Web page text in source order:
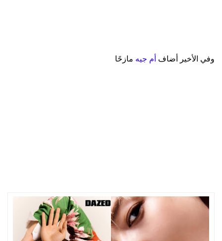
وفي الأخير أضاف أم جيه مازحًا